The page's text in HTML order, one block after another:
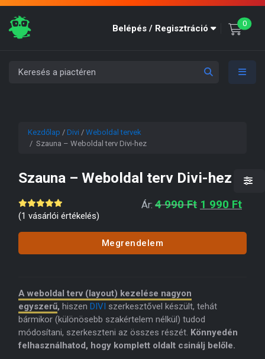
Belépés / Regisztráció 0
Kezdőlap / Divi / Weboldal tervek
/ Szauna – Weboldal terv Divi-hez
Szauna – Weboldal terv Divi-hez
(1 vásárlói értékelés)
Ár: 4 990Ft Original
1 990 Ft
Megrendelem
A weboldal terv (layout) kezelése nagyon
egyszerű, hiszen DIVI szerkesztővel készült, tehát
bármikor (különösebb szakértelem nélkül) tudod
módosítani, szerkeszteni az összes részét. Könnyedén
felhasználhatod, hogy komplett oldalt csinálj belőle.